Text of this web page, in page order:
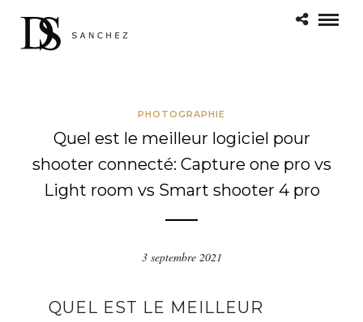
PHOTOGRAPHIE
Quel est le meilleur logiciel pour
shooter connecté: Capture one pro vs
Light room vs Smart shooter 4 pro
3 septembre 2021
QUEL EST LE MEILLEUR